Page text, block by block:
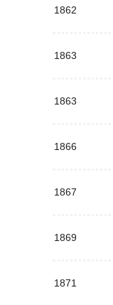
1862
1863
1863
1866
1867
1869
1871